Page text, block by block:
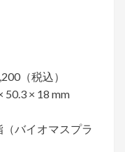
（税込）
× 18 mm
バイオマスプラ